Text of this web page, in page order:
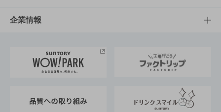
栄養成分一覧
工場見学
地域情報
サントリーホール
サントリーサンバーズ大阪
サステナビリティTOP
サントリーが考えるサステナビリティ経営
企業情報
企業概要